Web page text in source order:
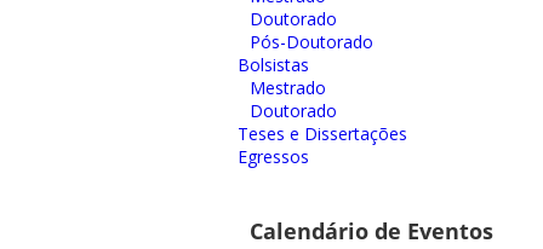
Doutorado
Pós-Doutorado
Bolsistas
Mestrado
Doutorado
Teses e Dissertações
Egressos
Calendário de Eventos